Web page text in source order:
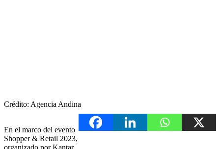
Crédito: Agencia Andina
En el marco del evento
Shopper & Retail 2023,